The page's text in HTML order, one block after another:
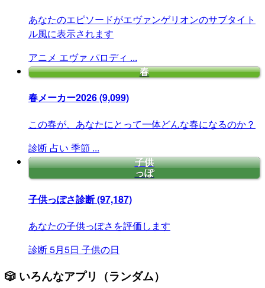
あなたのエピソードがエヴァンゲリオンのサブタイト
ル風に表示されます
アニメ エヴァ パロディ ...
春
春メーカー2026(9,099)
この春が、あなたにとって一体どんな春になるのか？
診断 占い 季節 ...
子供
っぽ
子供っぽさ診断(97,187)
あなたの子供っぽさを評価します
診断5月5日 子供の日
🎲 いろんなアプリ（ランダム）